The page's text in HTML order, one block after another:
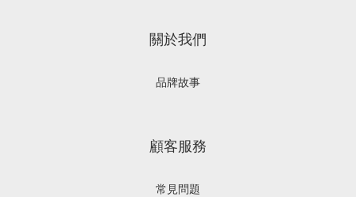
關於我們
品牌故事
顧客服務
常見問題